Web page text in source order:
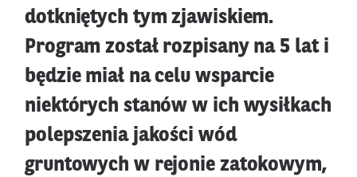
dotkniętych tym zjawiskiem.
Program został rozpisany na 5 lat i
będzie miał na celu wsparcie
niektórych stanów w ich wysiłkach
polepszenia jakości wód
gruntowych w rejonie zatokowym,